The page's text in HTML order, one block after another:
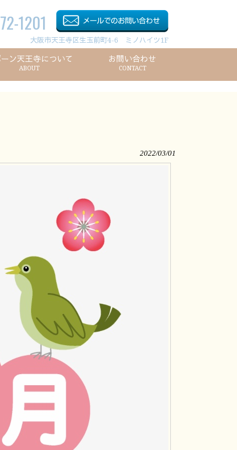
1201
大阪市天王寺区生玉前町4-6 ミノハイツ1F
ーン天王寺について
ABOUT
お問い合わせ
CONTACT
2022/03/01